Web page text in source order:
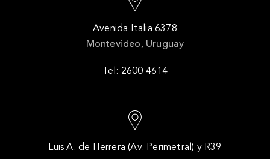
Avenida Italia 6378
Montevideo, Uruguay
Tel: 2600 4614
Luis A. de Herrera (Av. Perimetral) y R39